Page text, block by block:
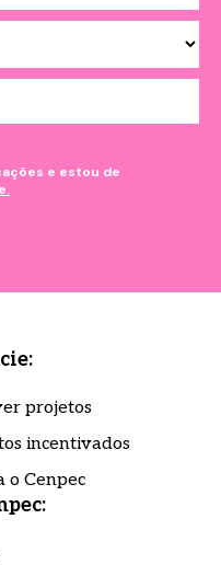
e estou de
projetos
incentivados
o Cenpec